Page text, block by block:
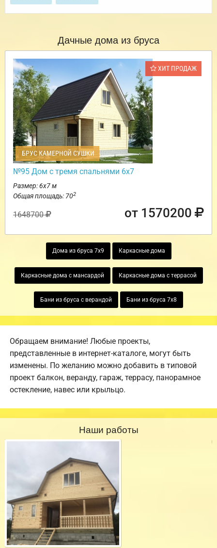
Дачные дома из бруса
ХИТ ПРОДАЖ
БРУС КАМЕРНОЙ СУШКИ
№95 Дом с тремя спальнями 6х7
Размер: 6х7 м
Общая площадь: 702
1648700 от 1570200
Дома из бруса 7х9 Каркасные дома
Каркасные дома с мансардой Каркасные дома с террасой
Бани из бруса с верандой Бани из бруса 7х8
Обращаем внимание! Любые проекты,
представленные в интернет-каталоге, могут быть
изменены. По желанию можно добавить в типовой
проект балкон, веранду, гараж, террасу, панорамное
остекление, навес или крыльцо.
Наши работы